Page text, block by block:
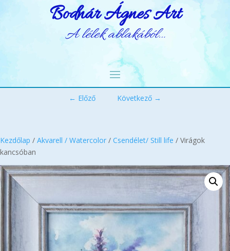
Bodnár Ágnes Art
A lélek ablakából…
Következő →
← Előző
Kezdőlap / Akvarell / Watercolor / Csendélet/ Still life / Virágok
kancsóban